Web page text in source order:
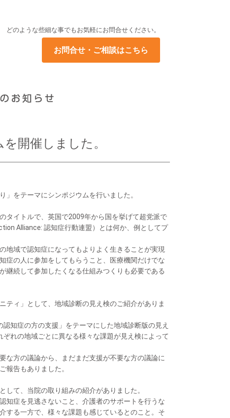
どのような些細な事でもお気軽にお問合せください。
お問合せ・ご相談はこちら
開催しました。
をテーマにシンポジウムを行いました。
タイトルで、英国で2009年から国を挙げて超党派で
Alliance: 認知症行動連盟）とは何か、例としてプ
地域で認知症になってもよりよく生きることが実現
症の人に参加をしてもらうこと、医療機関だけでな
継続して参加したくなる仕組みつくりも必要である
ティ」として、地域診断の見え検のご紹介がありま
知症の方の支援」をテーマにした地域診断版の見え
れの地域ごとに異なる様々な課題が見え検によって
な方の議論から、まだまだ支援が不要な方の議論に
報告もありました。
て、当院の取り組みの紹介がありました。
知症を見逃さないこと、介護者のサポートを行うな
する一方で、様々な課題も感じているとのこと。そ